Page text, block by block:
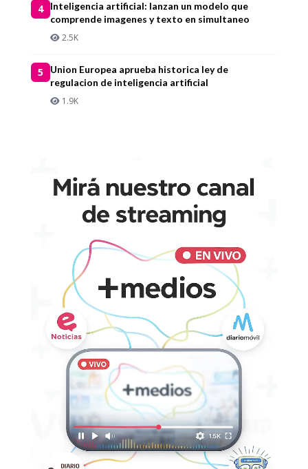
4
Inteligencia artificial: lanzan un modelo que
comprende imagenes y texto en simultaneo
2.5K
5
Union Europea aprueba historica ley de
regulacion de inteligencia artificial
1.9K